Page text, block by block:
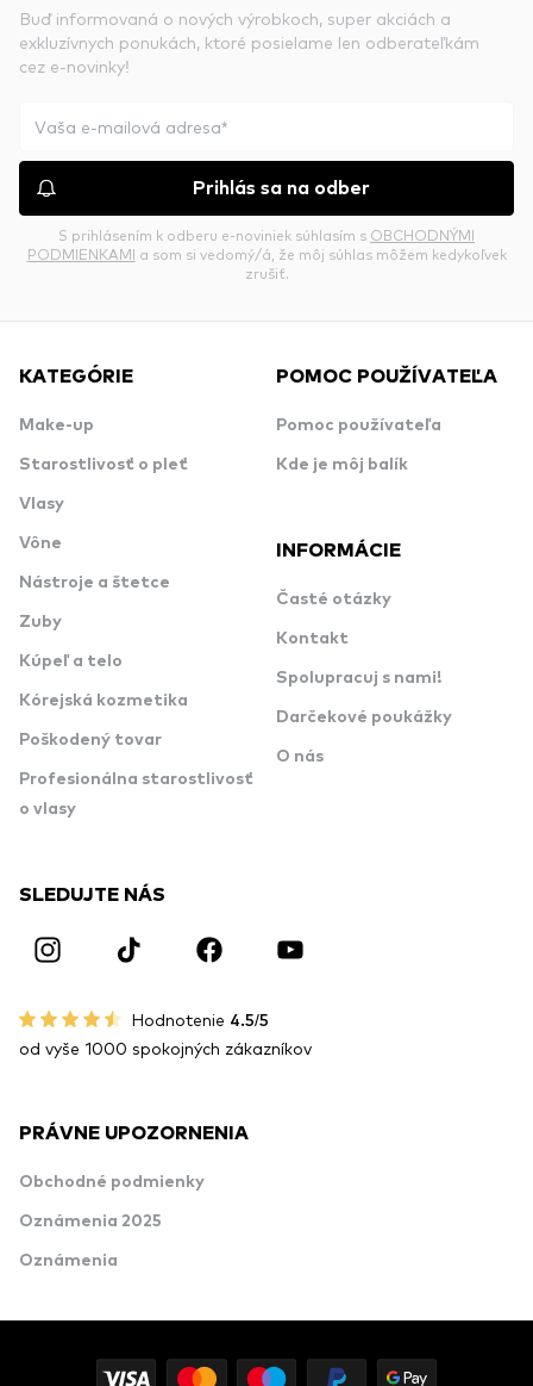
Buď informovaná o nových výrobkoch, super akciách a
exkluzívnych ponukách, ktoré posielame len odberateľkám
cez e-novinky!
Prihlás sa na odber
S prihlásením k odberu e-noviniek súhlasím s OBCHODNÝMI
PODMIENKAMI a som si vedomý/á, že môj súhlas môžem kedykoľvek
zrušiť.
KATEGÓRIE
Make-up
Starostlivosť o pleť
Vlasy
Vône
Nástroje a štetce
Zuby
Kúpeľ a telo
Kórejská kozmetika
Poškodený tovar
Profesionálna starostlivosť
o vlasy
POMOC POUŽÍVATEĽA
Pomoc používateľa
Kde je môj balík
INFORMÁCIE
Časté otázky
Kontakt
Spolupracuj s nami!
Darčekové poukážky
O nás
SLEDUJTE NÁS
Hodnotenie 4.5/5
od vyše 1000 spokojných zákazníkov
PRÁVNE UPOZORNENIA
Obchodné podmienky
Oznámenia 2025
Oznámenia